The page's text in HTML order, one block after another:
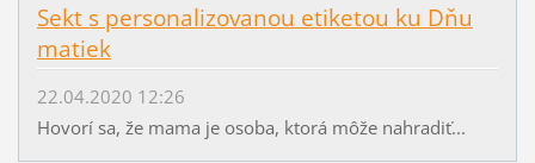
Sekt s personalizovanou etiketou ku Dňu
matiek
22.04.2020 12:26
Hovorí sa, že mama je osoba, ktorá môže nahradiť...